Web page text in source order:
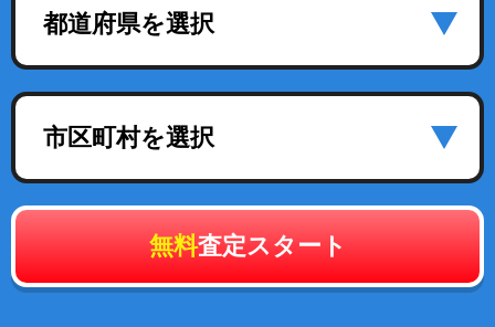
都道府県を選択
市区町村を選択
無料査定スタート